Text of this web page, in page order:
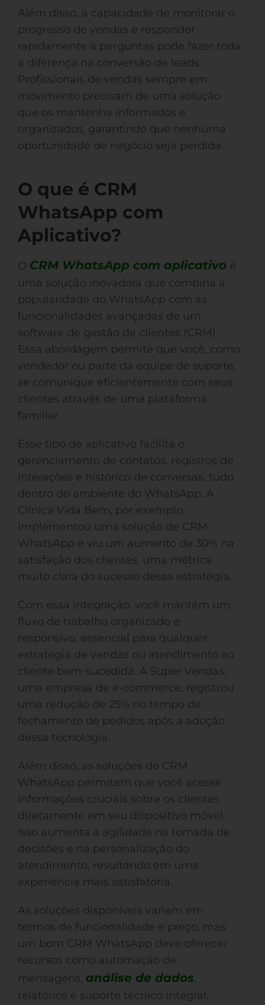
Além disso, a capacidade de monitorar o
progresso de vendas e responder
rapidamente a perguntas pode fazer toda
a diferença na conversão de leads.
Profissionais de vendas sempre em
movimento precisam de uma solução
que os mantenha informados e
organizados, garantindo que nenhuma
oportunidade de negócio seja perdida.
O que é CRM
WhatsApp com
Aplicativo?
O CRM WhatsApp com aplicativo é
uma solução inovadora que combina a
popularidade do WhatsApp com as
funcionalidades avançadas de um
software de gestão de clientes (CRM).
Essa abordagem permite que você, como
vendedor ou parte da equipe de suporte,
se comunique eficientemente com seus
clientes através de uma plataforma
familiar.
Esse tipo de aplicativo facilita o
gerenciamento de contatos, registros de
interações e histórico de conversas, tudo
dentro do ambiente do WhatsApp. A
Clínica Vida Bem, por exemplo,
implementou uma solução de CRM
WhatsApp e viu um aumento de 30% na
satisfação dos clientes, uma métrica
muito clara do sucesso dessa estratégia.
Com essa integração, você mantém um
fluxo de trabalho organizado e
responsivo, essencial para qualquer
estratégia de vendas ou atendimento ao
cliente bem-sucedida. A Super Vendas,
uma empresa de e-commerce, registrou
uma redução de 25% no tempo de
fechamento de pedidos após a adoção
dessa tecnologia.
Além disso, as soluções de CRM
WhatsApp permitem que você acesse
informações cruciais sobre os clientes
diretamente em seu dispositivo móvel.
Isso aumenta a agilidade na tomada de
decisões e na personalização do
atendimento, resultando em uma
experiência mais satisfatória.
As soluções disponíveis variam em
termos de funcionalidade e preço, mas
um bom CRM WhatsApp deve oferecer
recursos como automação de
mensagens, análise de dados,
relatórios e suporte técnico integral.